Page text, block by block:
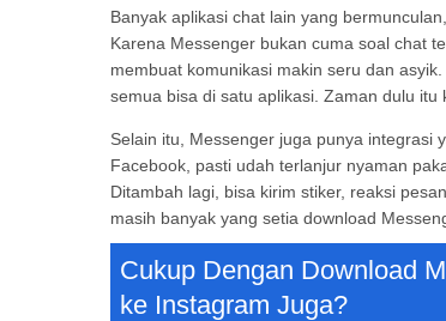
Centang Opsi Pesan
Tunggu Sampai File Selesai Dibuat
Download File ZIP
Buka Pesan dalam Format HTML
Buka Aplikasi Messenger
Klik New Message
Tambah Teman ke Grup
Ketik Pesan Pertama
Ganti Nama Grup
Gimana cara lihat pesan Messenger
Gimana cara aktifin fitur Cross-App
Banyak aplikasi chat lain yang
Karena Messenger bukan cuma soal chat
membuat komunikasi makin seru dan
semua bisa di satu aplikasi. Zaman dulu itu
Selain itu, Messenger juga punya integrasi
Facebook, pasti udah terlanjur nyaman
Ditambah lagi, bisa kirim stiker, reaksi
masih banyak yang setia download
Cukup Dengan Download
ke Instagram Juga?